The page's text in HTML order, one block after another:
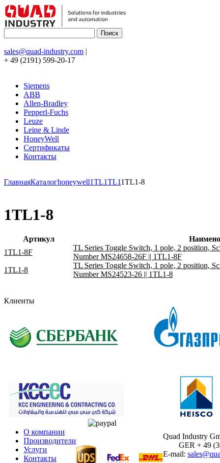
sales@quad-industry.com |
+ 49 (2191) 599-20-17
Siemens
ABB
Allen-Bradley
Pepperl-Fuchs
Leuze
Leine & Linde
HoneyWell
Сертификаты
Контакты
ГлавнаяКаталогhoneywell1TL1TL11TL1-8
1TL1-8
Артикул
1TL1-8F
TL Series Toggle Switch, 1 pole, 2 position,
Number MS24658-26F || 1TL1-8F
1TL1-8
TL Series Toggle Switch, 1 pole, 2 position,
Number MS24523-26 || 1TL1-8
Клиенты
О компании
Производители
Услуги
Контакты
Quad Industry
GER + 49
E-mail: